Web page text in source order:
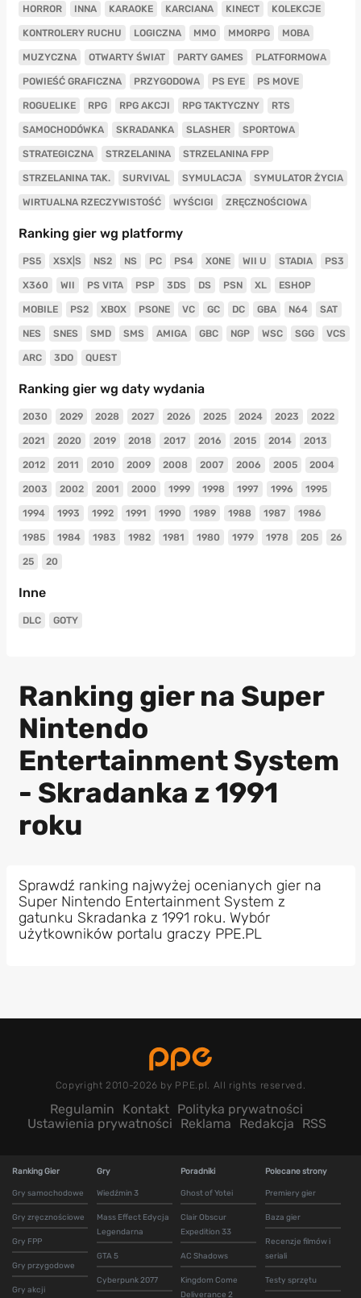
HORROR INNA KARAOKE KARCIANA KINECT KOLEKCJE
KONTROLERY RUCHU LOGICZNA MMO MMORPG MOBA
MUZYCZNA OTWARTY ŚWIAT PARTY GAMES PLATFORMOWA
POWIEŚĆ GRAFICZNA PRZYGODOWA PS EYE PS MOVE
ROGUELIKE RPG RPG AKCJI RPG TAKTYCZNY RTS
SAMOCHODÓWKA SKRADANKA SLASHER SPORTOWA
STRATEGICZNA STRZELANINA STRZELANINA FPP
STRZELANINA TAK. SURVIVAL SYMULACJA SYMULATOR ŻYCIA
WIRTUALNA RZECZYWISTOŚĆ WYŚCIGI ZRĘCZNOŚCIOWA
Ranking gier wg platformy
PS5 XSX|S NS2 NS PC PS4 XONE WII U STADIA PS3
X360 WII PS VITA PSP 3DS DS PSN XL ESHOP
MOBILE PS2 XBOX PSONE VC GC DC GBA N64 SAT
NES SNES SMD SMS AMIGA GBC NGP WSC SGG VCS
ARC 3DO QUEST
Ranking gier wg daty wydania
2030 2029 2028 2027 2026 2025 2024 2023 2022
2021 2020 2019 2018 2017 2016 2015 2014 2013
2012 2011 2010 2009 2008 2007 2006 2005 2004
2003 2002 2001 2000 1999 1998 1997 1996 1995
1994 1993 1992 1991 1990 1989 1988 1987 1986
1985 1984 1983 1982 1981 1980 1979 1978 205 26
25 20
Inne
DLC GOTY
Ranking gier na Super
Nintendo
Entertainment System
- Skradanka z 1991
roku
Sprawdź ranking najwyżej ocenianych gier na
Super Nintendo Entertainment System z
gatunku Skradanka z 1991 roku. Wybór
użytkowników portalu graczy PPE.PL
Copyright 2010-2026 by PPE.pl. All rights reserved.
Regulamin Kontakt Polityka prywatności
Ustawienia prywatności
Reklama Redakcja RSS
Ranking Gier
Gry samochodowe
Gry zręcznościowe
Gry FPP
Gry przygodowe
Gry akcji
Gry
Wiedźmin 3
Mass Effect Edycja
Legendarna
GTA 5
Cyberpunk 2077
Poradniki
Ghost of Yotei
Clair Obscur
Expedition 33
AC Shadows
Kingdom Come
Deliverance 2
Polecane strony
Premiery gier
Baza gier
Recenzje filmów i
seriali
Testy sprzętu